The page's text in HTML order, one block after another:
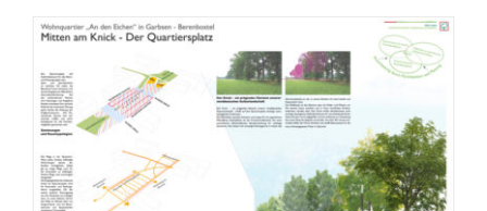
Wohnquartier An den Eichen
(Wettbewerb)